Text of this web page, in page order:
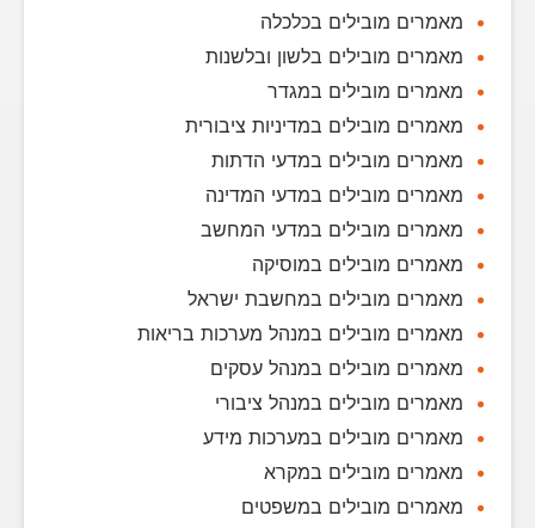
מאמרים מובילים בכלכלה
מאמרים מובילים בלשון ובלשנות
מאמרים מובילים במגדר
מאמרים מובילים במדיניות ציבורית
מאמרים מובילים במדעי הדתות
מאמרים מובילים במדעי המדינה
מאמרים מובילים במדעי המחשב
מאמרים מובילים במוסיקה
מאמרים מובילים במחשבת ישראל
מאמרים מובילים במנהל מערכות בריאות
מאמרים מובילים במנהל עסקים
מאמרים מובילים במנהל ציבורי
מאמרים מובילים במערכות מידע
מאמרים מובילים במקרא
מאמרים מובילים במשפטים